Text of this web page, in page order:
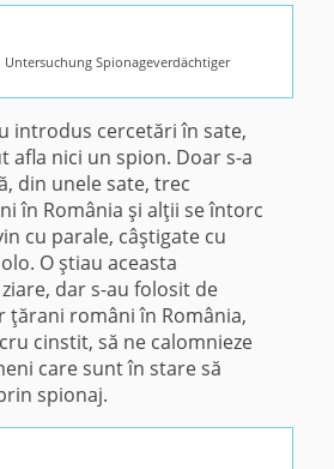
Untersuchung Spionageverdächtiger
introdus cer­cetări în sate,
afla nici un spion. Doar s-a
din unele sate, trec
în România şi alţii se în­torc
cu parale, câştigate cu
O ştiau aceasta
dar s-au folosit de
ţărani români în România,
cinstit, să ne calomnieze
care sunt în stare să
spionaj.